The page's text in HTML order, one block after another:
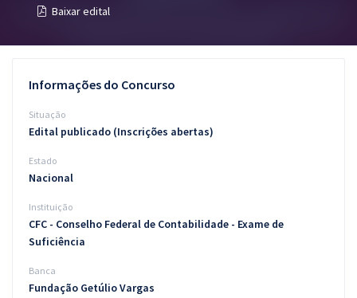
Graduação
OAB
Mentorias
Questões grátis
Blog
Baixar edital
Informações do Concurso
Situação
Edital publicado (Inscrições abertas)
Estado
Nacional
Instituição
CFC - Conselho Federal de Contabilidade - Exame de
Suficiência
Banca
Fundação Getúlio Vargas